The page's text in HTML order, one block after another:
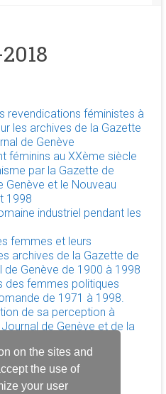
on the sites and
the use of
your user
revendications féministes à
les archives de la Gazette
de Genève
féminins au XXème siècle
par la Gazette de
Genève et le Nouveau
1998
industriel pendant les
femmes et leurs
archives de la Gazette de
de Genève de 1900 à 1998
des femmes politiques
de 1971 à 1998.
de sa perception à
de Genève et de la